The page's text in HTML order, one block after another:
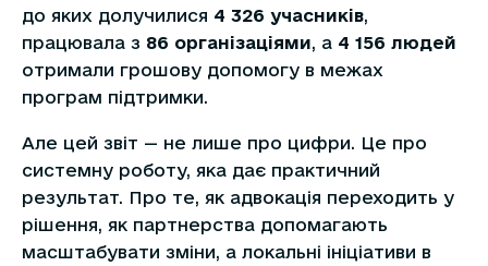
до яких долучилися 4 326 учасників,
працювала з 86 організаціями, а 4 156 людей
отримали грошову допомогу в межах
програм підтримки.
Але цей звіт — не лише про цифри. Це про
системну роботу, яка дає практичний
результат. Про те, як адвокація переходить у
рішення, як партнерства допомагають
масштабувати зміни, а локальні ініціативи в